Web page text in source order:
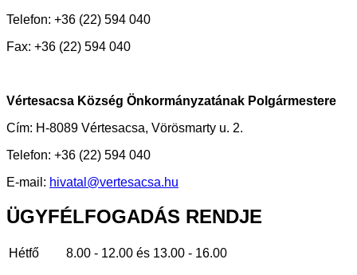
Telefon: +36 (22) 594 040
Fax: +36 (22) 594 040
Vértesacsa Község Önkormányzatának Polgármestere
Cím: H-8089 Vértesacsa, Vörösmarty u. 2.
Telefon: +36 (22) 594 040
E-mail: hivatal@vertesacsa.hu
ÜGYFÉLFOGADÁS RENDJE
Hétfő 8.00 - 12.00 és 13.00 - 16.00